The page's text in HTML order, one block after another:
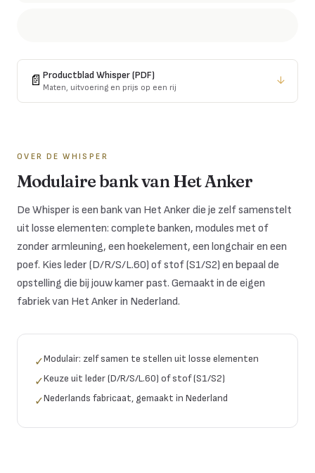
📄 ProductbladWhisper(PDF)
Maten, uitvoering en prijs op een rij
↓
OVER DE WHISPER
Modulaire bank van Het Anker
De Whisper is een bank van Het Anker die je zelf samenstelt
uit losse elementen: complete banken, modules met of
zonder armleuning, een hoekelement, een longchair en een
poef. Kies leder (D/R/S/L.60) of stof (S1/S2) en bepaal de
opstelling die bij jouw kamer past. Gemaakt in de eigen
fabriek van Het Anker in Nederland.
✓Modulair: zelf samen te stellen uit losse elementen
✓Keuze uit leder (D/R/S/L.60) of stof (S1/S2)
✓Nederlands fabricaat, gemaakt in Nederland